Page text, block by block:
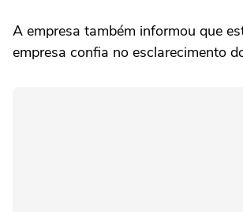
A empresa também informou que
empresa confia no esclarecimento